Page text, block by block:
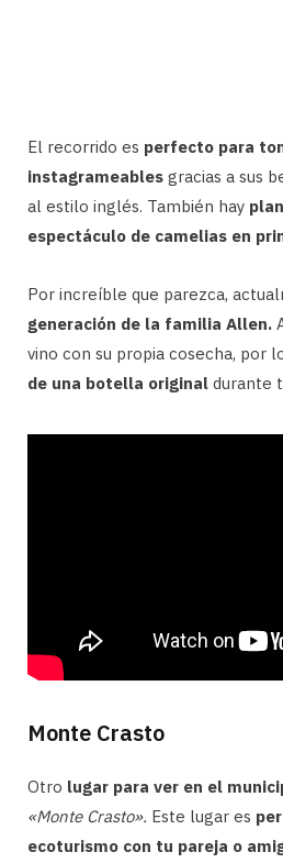
El recorrido es perfecto para
instagrameables gracias a sus
al estilo inglés. También hay
espectáculo de camelias en
Por increíble que parezca,
generación de la familia Allen.
vino con su propia cosecha, por
de una botella original durante
Monte Crasto
Otro lugar para ver en el
«Monte Crasto». Este lugar es
ecoturismo con tu pareja o